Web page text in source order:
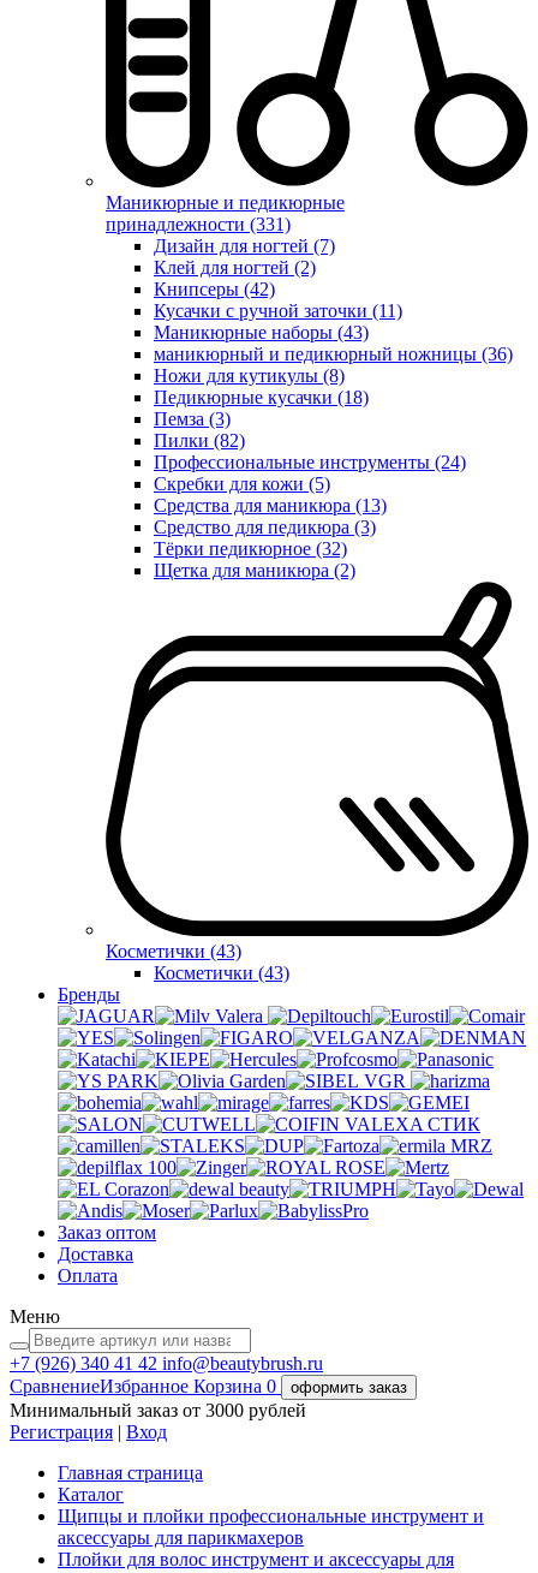
Маникюрные и педикюрные
принадлежности (331)
Дизайн для ногтей (7)
Клей для ногтей (2)
Книпсеры (42)
Кусачки с ручной заточки (11)
Маникюрные наборы (43)
маникюрный и педикюрный ножницы (36)
Ножи для кутикулы (8)
Педикюрные кусачки (18)
Пемза (3)
Пилки (82)
Профессиональные инструменты (24)
Скребки для кожи (5)
Средства для маникюра (13)
Средство для педикюра (3)
Тёрки педикюрное (32)
Щетка для маникюра (2)
Косметички (43)
Косметички (43)
Бренды
Valera
VGR
VALEXA СТИК
MRZ
Заказ оптом
Доставка
Оплата
Меню
+7 (926) 340 41 42 info@beautybrush.ru
СравнениеИзбранное Корзина 0 оформить заказ
Минимальный заказ от 3000 рублей
Регистрация | Вход
Главная страница
Каталог
Щипцы и плойки профессиональные инструмент и
аксессуары для парикмахеров
Плойки для волос инструмент и аксессуары для